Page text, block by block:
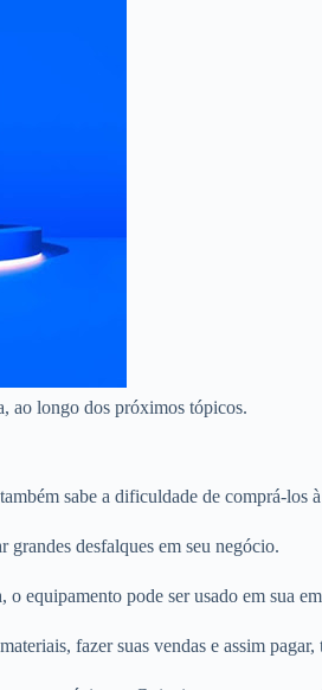
ao longo dos próximos tópicos.
sabe a dificuldade de comprá-los
grandes desfalques em seu negócio.
equipamento pode ser usado em sua
fazer suas vendas e assim